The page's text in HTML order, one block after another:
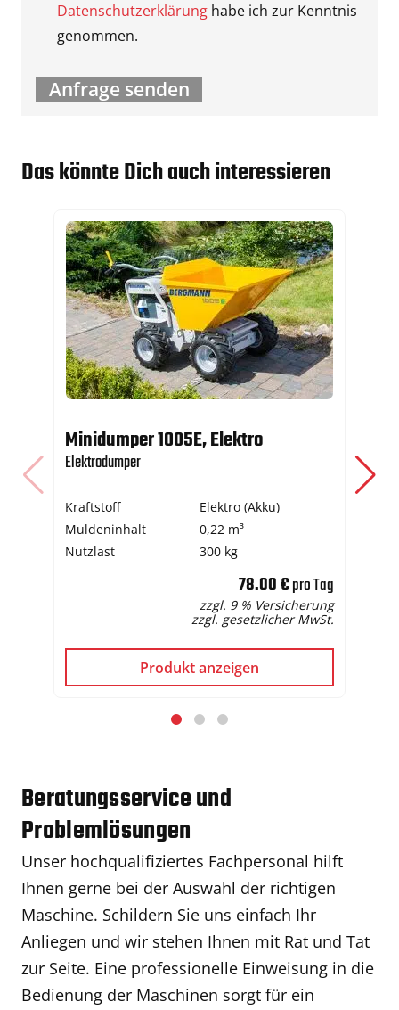
Datenschutzerklärunghabe ich zur Kenntnis
genommen.
Das könnte Dich auch interessieren
Minidumper 1005E, Elektro
Elektrodumper
Kraftstoff
Elektro (Akku)
Muldeninhalt
0,22 m³
Nutzlast
300 kg
78.00 €pro Tag
zzgl. 9 % Versicherung
zzgl. gesetzlicher MwSt.
Produkt anzeigen
Beratungsservice und
Problemlösungen
Unser hochqualifiziertes Fachpersonal hilft
Ihnen gerne bei der Auswahl der richtigen
Maschine. Schildern Sie uns einfach Ihr
Anliegen und wir stehen Ihnen mit Rat und Tat
zur Seite. Eine professionelle Einweisung in die
Bedienung der Maschinen sorgt für ein